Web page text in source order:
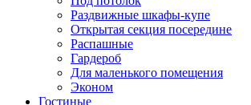
Раздвижные шкафы-купе
Открытая секция посередине
Распашные
Гардероб
Для маленького помещения
Эконом
Гостиные